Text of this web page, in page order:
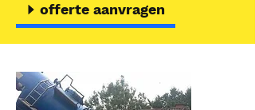
offerte aanvragen